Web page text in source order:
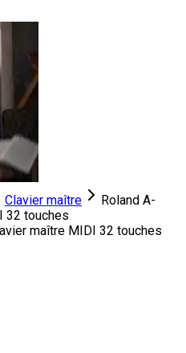
Clavier maître
Roland A-
32 touches
maître MIDI 32 touches